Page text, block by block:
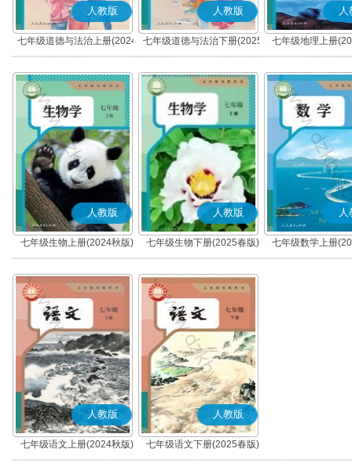
人教版
七年级道德与法治上册(2024
秋版)(部编版)
人教版
七年级道德与法治下册(2025
春版)(部编版)
人
七年级地理上册
人教版
七年级生物上册(2024秋版)
人教版
七年级生物下册(2025春版)
人
七年级数学上册
人教版
七年级语文上册(2024秋版)
(部编版)
人教版
七年级语文下册(2025春版)
(部编版)